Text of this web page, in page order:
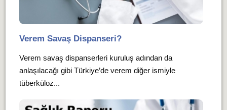
Verem Savaş Dispanseri?
Verem savaş dispanserleri kuruluş adından da
anlaşılacağı gibi Türkiye’de verem diğer ismiyle
tüberküloz...